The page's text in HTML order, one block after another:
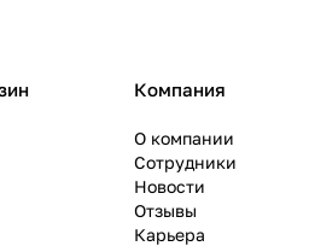
Компания
О компании
Сотрудники
Новости
Отзывы
Карьера